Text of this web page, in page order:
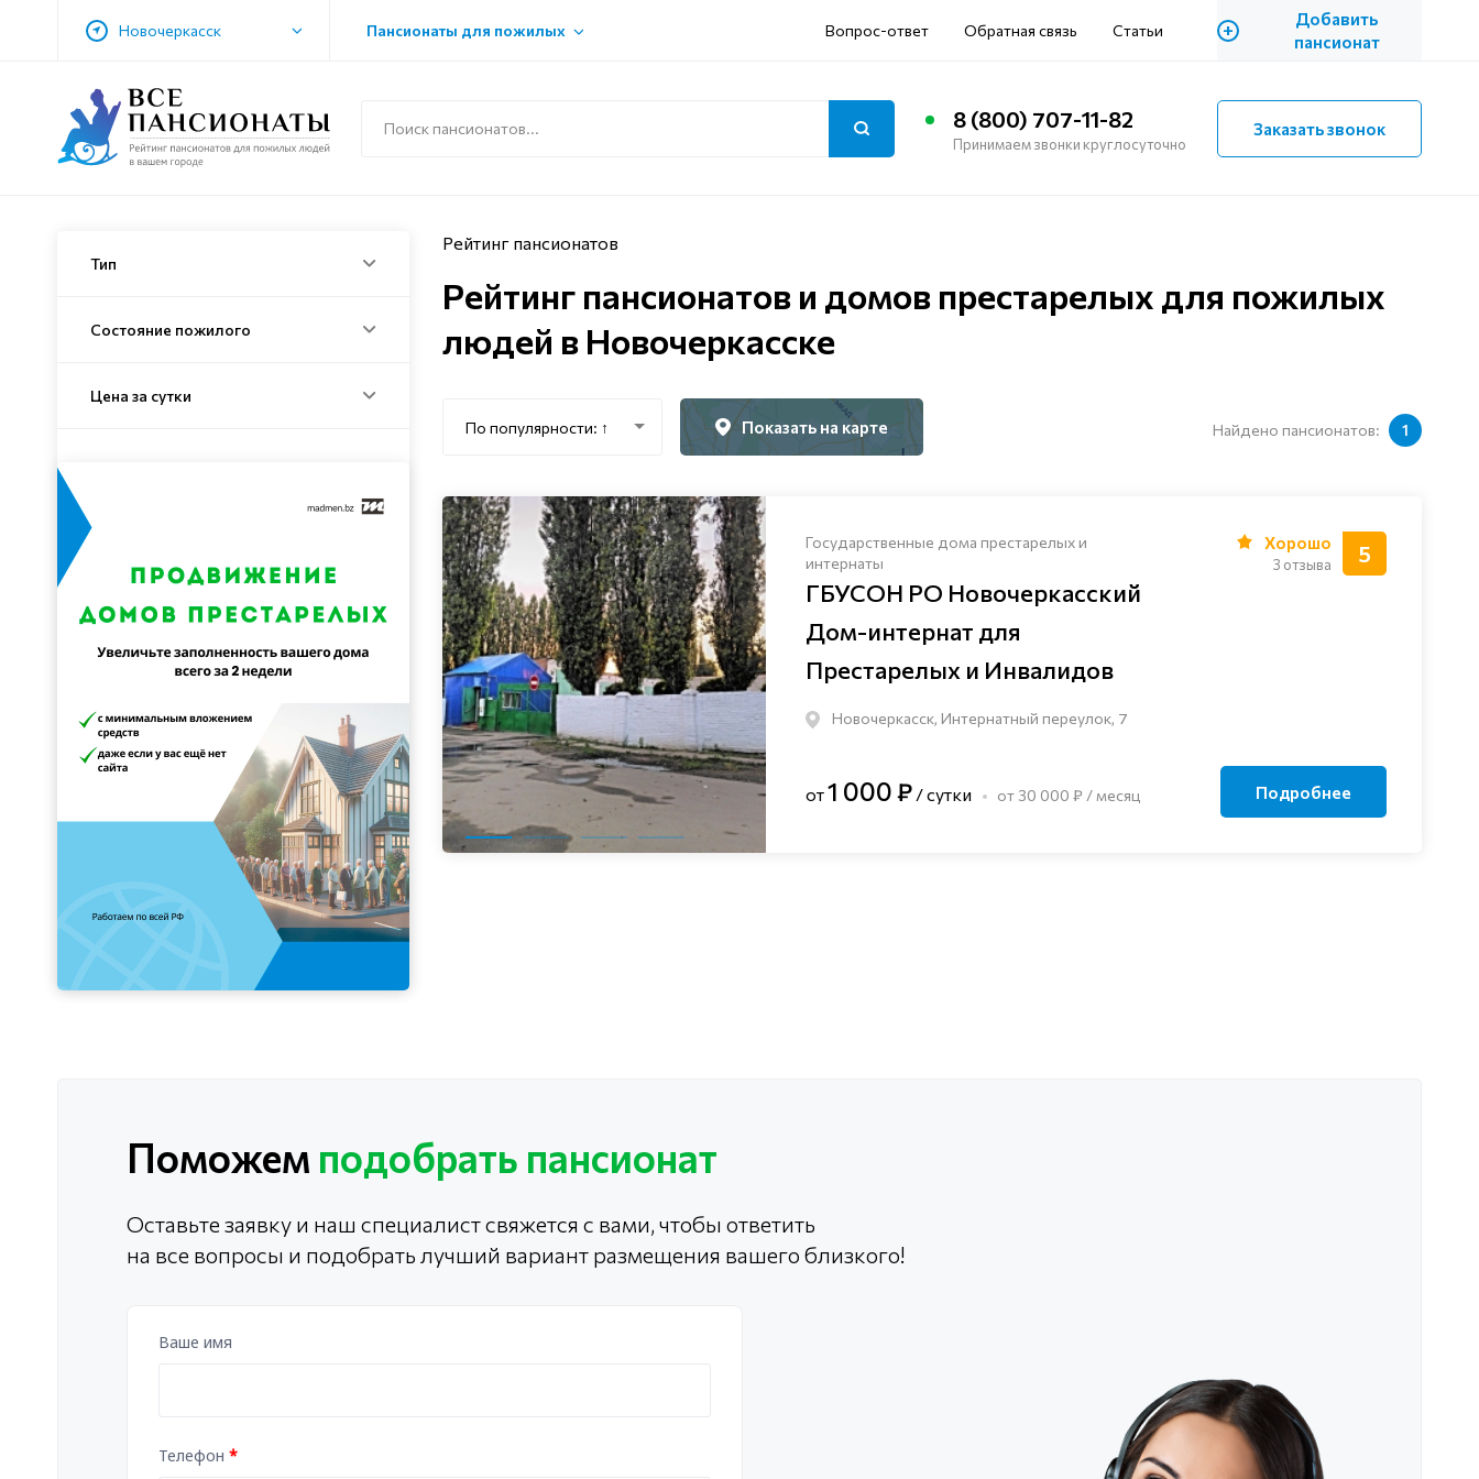
Новочеркасск Пансионаты для пожилых Вопрос-ответ Обратная связь Статьи +
Добавить
пансионат
8 (800) 707-11-82
Принимаем звонки круглосуточно
Заказать звонок
Тип
Состояние пожилого
Цена за сутки
Рейтинг пансионатов
Рейтинг пансионатов и домов престарелых для пожилых
людей в Новочеркасске
По популярности: ↑ Показать на карте Найдено пансионатов: 1
Государственные дома престарелых и
интернаты
ГБУСОН РО Новочеркасский
Дом-интернат для
Престарелых и Инвалидов
Новочеркасск, Интернатный переулок, 7
5
Хорошо
3 отзыва
от1 000 ₽ / сутки от 30 000 ₽ / месяц Подробнее
Поможем подобрать пансионат
Оставьте заявку и наш специалист свяжется с вами, чтобы ответить
на все вопросы и подобрать лучший вариант размещения вашего близкого!